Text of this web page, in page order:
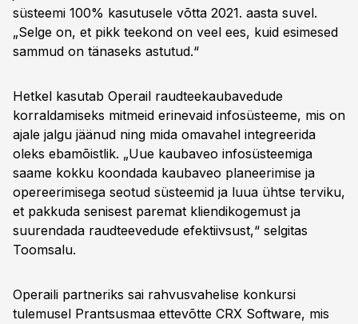
süsteemi 100% kasutusele võtta 2021. aasta suvel.
„Selge on, et pikk teekond on veel ees, kuid esimesed
sammud on tänaseks astutud.“
Hetkel kasutab Operail raudteekaubavedude
korraldamiseks mitmeid erinevaid infosüsteeme, mis on
ajale jalgu jäänud ning mida omavahel integreerida
oleks ebamõistlik. „Uue kaubaveo infosüsteemiga
saame kokku koondada kaubaveo planeerimise ja
opereerimisega seotud süsteemid ja luua ühtse terviku,
et pakkuda senisest paremat kliendikogemust ja
suurendada raudteevedude efektiivsust,“ selgitas
Toomsalu.
Operaili partneriks sai rahvusvahelise konkursi
tulemusel Prantsusmaa ettevõtte CRX Software, mis